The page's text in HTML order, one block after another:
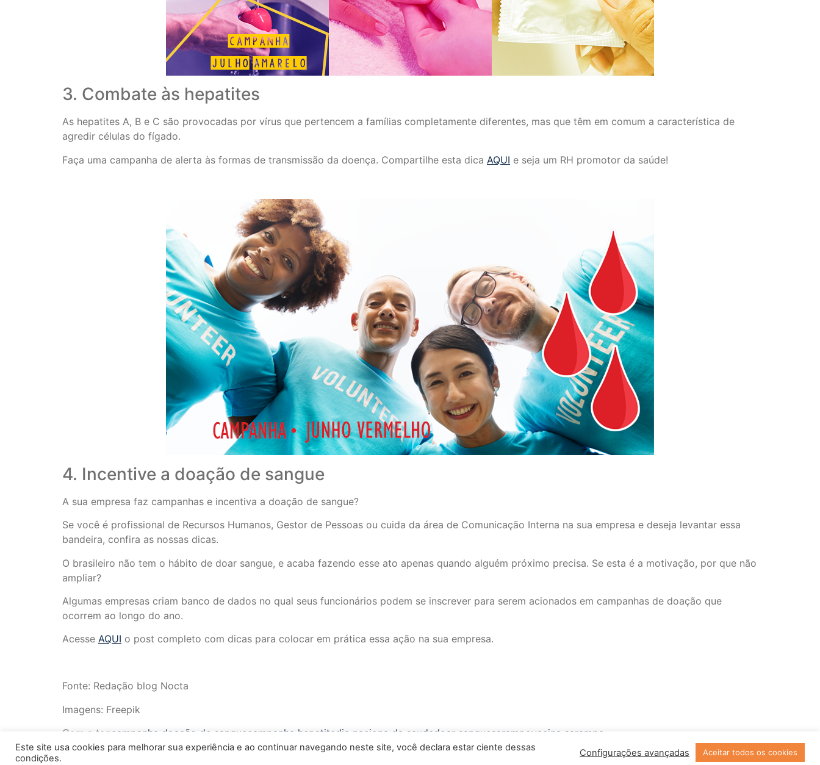
3. Combate às hepatites
As hepatites A, B e C são provocadas por vírus que pertencem a famílias completamente diferentes, mas que têm em comum a característica de
agredir células do fígado.
Faça uma campanha de alerta às formas de transmissão da doença. Compartilhe esta dica AQUI e seja um RH promotor da saúde!
4. Incentive a doação de sangue
A sua empresa faz campanhas e incentiva a doação de sangue?
Se você é profissional de Recursos Humanos, Gestor de Pessoas ou cuida da área de Comunicação Interna na sua empresa e deseja levantar essa
bandeira, confira as nossas dicas.
O brasileiro não tem o hábito de doar sangue, e acaba fazendo esse ato apenas quando alguém próximo precisa. Se esta é a motivação, por que não
ampliar?
Algumas empresas criam banco de dados no qual seus funcionários podem se inscrever para serem acionados em campanhas de doação que
ocorrem ao longo do ano.
Acesse AQUI o post completo com dicas para colocar em prática essa ação na sua empresa.
Fonte: Redação blog Nocta
Imagens: Freepik
Com a tagcampanha doação de sangue campanha hepatite dia naciona da saude doar sangue sarampovacina sarampo
Copyright © 2023 Todos os Direitos Reservados
Este site usa cookies para melhorar sua experiência e ao continuar navegando neste site, você declara estar ciente dessas
condições.
Configurações avançadas Aceitar todos os cookies